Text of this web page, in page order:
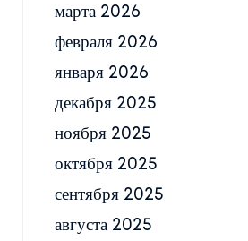
марта 2026
февраля 2026
января 2026
декабря 2025
ноября 2025
октября 2025
сентября 2025
августа 2025